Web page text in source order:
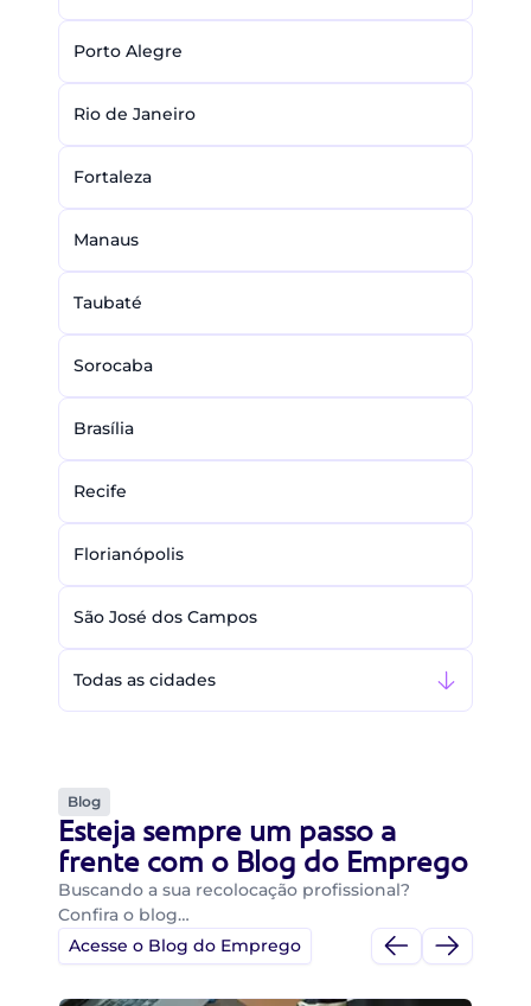
Porto Alegre
Rio de Janeiro
Fortaleza
Manaus
Taubaté
Sorocaba
Brasília
Recife
Florianópolis
São José dos Campos
Todas as cidades
Blog
Esteja sempre um passo a
frente com o Blog do Emprego
Buscando a sua recolocação profissional?
Confira o blog…
Acesse o Blog do Emprego